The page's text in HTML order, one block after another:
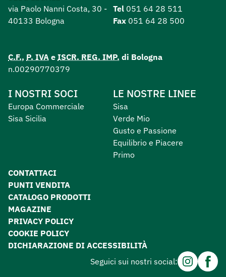
via Paolo Nanni Costa, 30 -
40133 Bologna
Tel 051 64 28 511
Fax 051 64 28 500
C.F., P. IVA e ISCR. REG. IMP. di Bologna
n.00290770379
I NOSTRI SOCI
Europa Commerciale
Sisa Sicilia
LE NOSTRE LINEE
Sisa
Verde Mio
Gusto e Passione
Equilibrio e Piacere
Primo
CONTATTACI
PUNTI VENDITA
CATALOGO PRODOTTI
MAGAZINE
PRIVACY POLICY
COOKIE POLICY
DICHIARAZIONE DI ACCESSIBILITÀ
Seguici sui nostri social:Instagram